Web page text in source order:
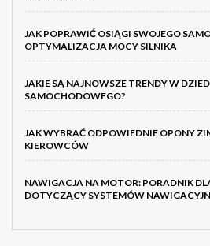
JAK POPRAWIĆ OSIĄGI SWOJEGO
OPTYMALIZACJA MOCY SILNIKA
JAKIE SĄ NAJNOWSZE TRENDY W
SAMOCHODOWEGO?
JAK WYBRAĆ ODPOWIEDNIE OPONY
KIEROWCÓW
NAWIGACJA NA MOTOR: PORADNIK
DOTYCZĄCY SYSTEMÓW